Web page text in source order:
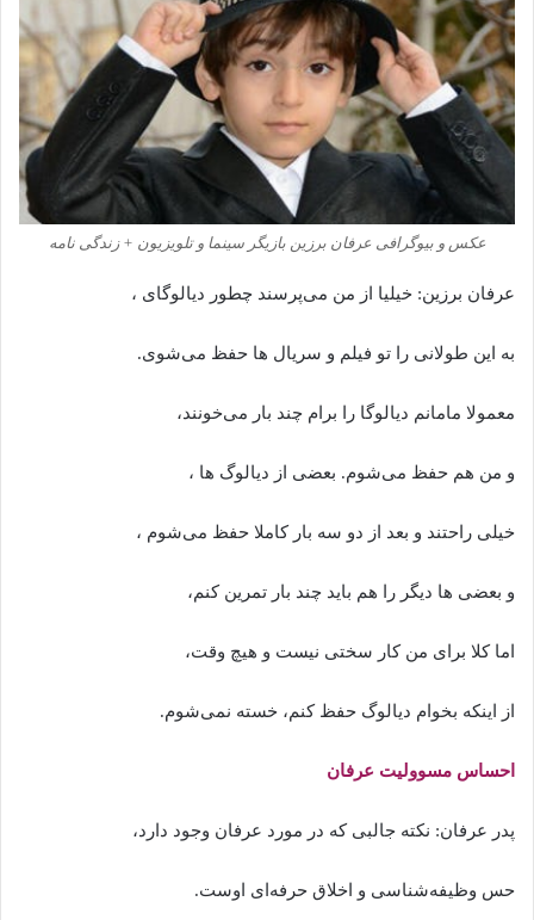
عکس و بیوگرافی عرفان برزین بازیگر سینما و تلویزیون + زندگی نامه
عرفان برزین: خیلیا از من می‌پرسند چطور دیالوگای ،
به این طولانی را تو فیلم و سریال ها حفظ می‌شوی.
معمولا مامانم دیالوگا را برام چند بار می‌خونند،
و من هم حفظ می‌شوم. بعضی از دیالوگ ها ،
خیلی راحتند و بعد از دو سه بار کاملا حفظ می‌شوم ،
و بعضی ها دیگر را هم باید چند بار تمرین کنم،
اما کلا برای من کار سختی نیست و هیچ وقت،
از اینکه بخوام دیالوگ حفظ کنم، خسته نمی‌شوم.
احساس مسوولیت عرفان
پدر عرفان: نکته جالبی که در مورد عرفان وجود دارد،
حس وظیفه‌شناسی و اخلاق حرفه‌ای اوست.